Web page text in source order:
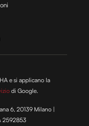
e si applicano la
di Google.
6, 20139 Milano |
2592853